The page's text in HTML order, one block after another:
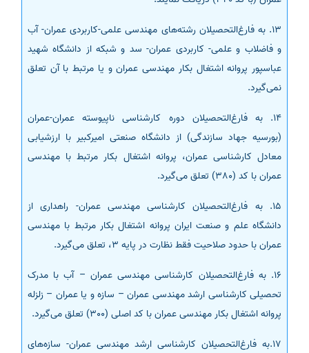
13. به فارغ‌التحصیلان رشته‌های مهندسی علمی-کاربردی عمران- آب
و فاضلاب و علمی- کاربردی عمران- سد و شبکه از دانشگاه شهید
عباسپور پروانه اشتغال بکار مهندسی عمران و یا مرتبط با آن تعلق
نمی‌گیرد.
14. به فارغ‌التحصیلان دوره کارشناسی ناپیوسته عمران-عمران
(بورسیه جهاد سازندگی) از دانشگاه صنعتی امیرکبیر با ارزشیابی
معادل کارشناسی عمران، پروانه اشتغال بکار مرتبط با مهندسی
عمران با کد (380) تعلق می‌گیرد.
15. به فارغ‌التحصیلان کارشناسی مهندسی عمران- راهداری از
دانشگاه علم و صنعت ایران پروانه اشتغال بکار مرتبط با مهندسی
عمران با حدود صلاحیت فقط نظارت در پایه 3، تعلق می‌گیرد.
16. به فارغ‌التحصیلان کارشناسی مهندسی عمران – آب با مدرک
تحصیلی کارشناسی ارشد مهندسی عمران – سازه و یا عمران – زلزله
پروانه اشتغال بکار مهندسی عمران با کد اصلی (300) تعلق می‌گیرد.
17.به فارغ‌التحصیلان کارشناسی ارشد مهندسی عمران- سازه‌های